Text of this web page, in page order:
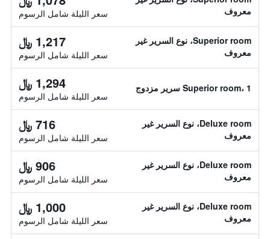
معروف
سعر الليلة شامل الرسوم
Superior room، نوع السرير غير
معروف
1,217 ﷼
سعر الليلة شامل الرسوم
Superior room، 1 سرير مزدوج 1,294 ﷼
سعر الليلة شامل الرسوم
Deluxe room، نوع السرير غير
معروف
716 ﷼
سعر الليلة شامل الرسوم
Deluxe room، نوع السرير غير
معروف
906 ﷼
سعر الليلة شامل الرسوم
Deluxe room، نوع السرير غير
معروف
1,000 ﷼
سعر الليلة شامل الرسوم